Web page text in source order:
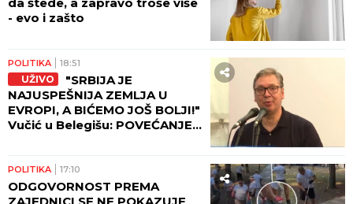
da štede, a zapravo troše više
- evo i zašto
POLITIKA 18:51
UŽIVO
NAJUSPEŠNIJA ZEMLJA U
EVROPI, A BIĆEMO JOŠ BOLJI!"
Vučić u Belegišu: POVEĆANJE
POLITIKA 17:10
ODGOVORNOST PREMA
ZAJEDNICI SE NE POKAZUJE